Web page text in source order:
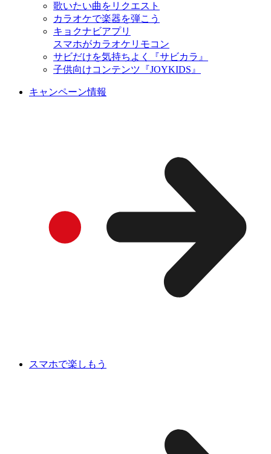
歌いたい曲をリクエスト
カラオケで楽器を弾こう
キョクナビアプリ
スマホがカラオケリモコン
サビだけを気持ちよく『サビカラ』
子供向けコンテンツ『JOYKIDS』
キャンペーン情報
スマホで楽しもう